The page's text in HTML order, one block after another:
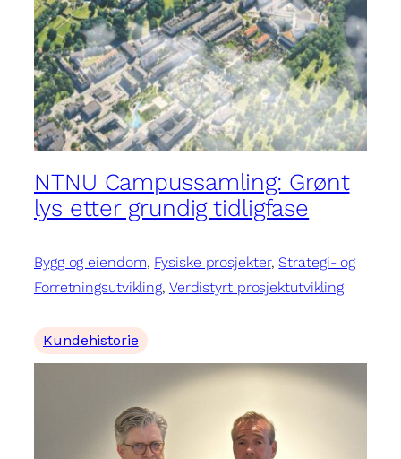
NTNU Campussamling: Grønt
lys etter grundig tidligfase
Bygg og eiendom, Fysiske prosjekter, Strategi- og
Forretningsutvikling, Verdistyrt prosjektutvikling
Kundehistorie